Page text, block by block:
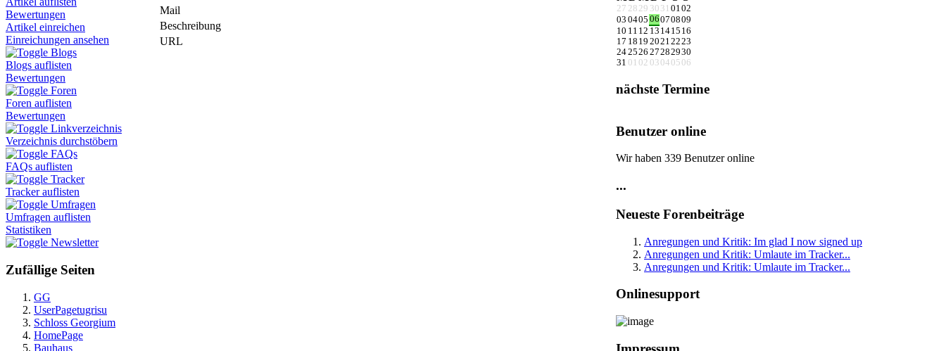
Bewertungen
Artikel einreichen
Einreichungen ansehen
Blogs
Blogs auflisten
Bewertungen
Foren
Foren auflisten
Bewertungen
Linkverzeichnis
Verzeichnis durchstöbern
FAQs
FAQs auflisten
Tracker
Tracker auflisten
Umfragen
Umfragen auflisten
Statistiken
Newsletter
Zufällige Seiten
GG
UserPagetugrisu
Schloss Georgium
HomePage
Bauhaus
Mail
Beschreibung
URL
27 28 29 30 31 0102
03 0405 06070809
10 11 12 13 1415 16
17 18 19 20212223
242526 27282930
31 01 02 03 04 05 06
nächste Termine
Benutzer online
Wir haben 339 Benutzer online
...
Neueste Forenbeiträge
Anregungen und Kritik: Im glad I now signed up
Anregungen und Kritik: Umlaute im Tracker...
Anregungen und Kritik: Umlaute im Tracker...
Onlinesupport